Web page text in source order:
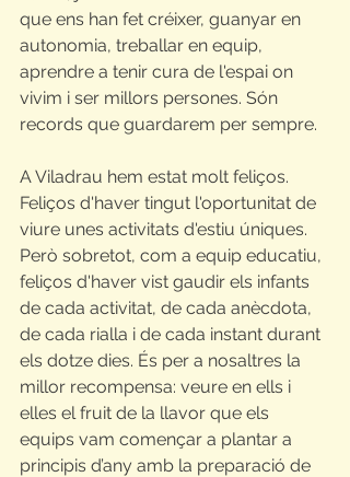
que ens han fet créixer, guanyar en
autonomia, treballar en equip,
aprendre a tenir cura de l'espai on
vivim i ser millors persones. Són
records que guardarem per sempre.
A Viladrau hem estat molt feliços.
Feliços d'haver tingut l'oportunitat de
viure unes activitats d'estiu úniques.
Però sobretot, com a equip educatiu,
feliços d'haver vist gaudir els infants
de cada activitat, de cada anècdota,
de cada rialla i de cada instant durant
els dotze dies. És per a nosaltres la
millor recompensa: veure en ells i
elles el fruit de la llavor que els
equips vam començar a plantar a
principis d’any amb la preparació de